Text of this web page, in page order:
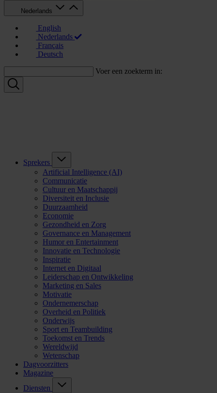
Nederlands
English
Nederlands
Français
Deutsch
Voer een zoekterm in:
Sprekers
Artificial Intelligence (AI)
Communicatie
Cultuur en Maatschappij
Diversiteit en Inclusie
Duurzaamheid
Economie
Gezondheid en Zorg
Governance en Management
Humor en Entertainment
Innovatie en Technologie
Inspiratie
Internet en Digitaal
Leiderschap en Ontwikkeling
Marketing en Sales
Motivatie
Ondernemerschap
Overheid en Politiek
Onderwijs
Sport en Teambuilding
Toekomst en Trends
Wereldwijd
Wetenschap
Dagvoorzitters
Magazine
Diensten